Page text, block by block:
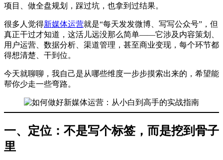
项目、做全盘规划，踩过坑，也拿到过结果。
很多人觉得新媒体运营就是“每天发发微博、写写公众号”，但
真正干过才知道，这活儿远没那么简单——它涉及内容策划、
用户运营、数据分析、渠道管理，甚至商业变现，每个环节都
得想清楚、干到位。
今天就聊聊，我自己是从哪些维度一步步摸索出来的，希望能
帮你少走一些弯路。
一、定位：不是写个标签，而是挖到骨子
里